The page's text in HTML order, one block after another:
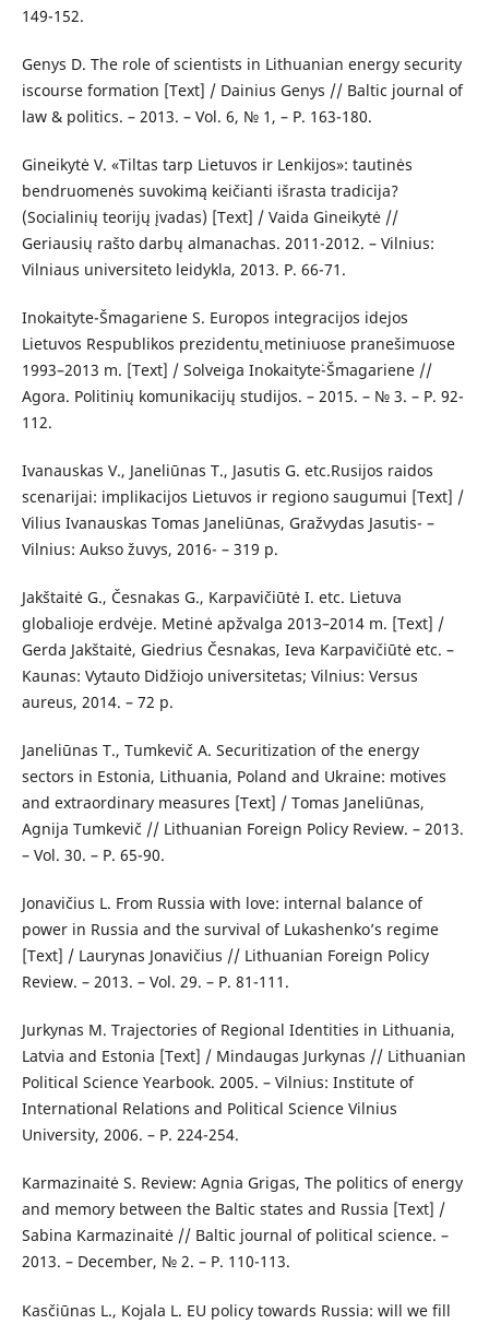
149-152.
Genys D. The role of scientists in Lithuanian energy security
iscourse formation [Text] / Dainius Genys // Baltic journal of
law & politics. – 2013. – Vol. 6, № 1, – Р. 163-180.
Gineikytė V. «Tiltas tarp Lietuvos ir Lenkijos»: tautinės
bendruomenės suvokimą keičianti išrasta tradicija?
(Socialinių teorijų įvadas) [Text] / Vaida Gineikytė //
Geriausių rašto darbų almanachas. 2011-2012. – Vilnius:
Vilniaus universiteto leidykla, 2013. P. 66-71.
Inokaityte-Šmagariene S. Europos integracijos idejos
Lietuvos Respublikos prezidentu˛ metiniuose pranešimuose
1993–2013 m. [Text] / Solveiga Inokaityte˙-Šmagariene //
Agora. Politinių komunikacijų studijos. – 2015. – № 3. – Р. 92-
112.
Ivanauskas V., Janeliūnas T., Jasutis G. etc.Rusijos raidos
scenarijai: implikacijos Lietuvos ir regiono saugumui [Text] /
Vilius Ivanauskas Tomas Janeliūnas, Gražvydas Jasutis- –
Vilnius: Aukso žuvys, 2016- – 319 p.
Jakštaitė G., Česnakas G., Karpavičiūtė I. etc. Lietuva
globalioje erdvėje. Metinė apžvalga 2013–2014 m. [Text] /
Gerda Jakštaitė, Giedrius Česnakas, Ieva Karpavičiūtė etc. –
Kaunas: Vytauto Didžiojo universitetas; Vilnius: Versus
aureus, 2014. – 72 p.
Janeliūnas T., Tumkevič A. Securitization of the energy
sectors in Estonia, Lithuania, Poland and Ukraine: motives
and extraordinary measures [Text] / Tomas Janeliūnas,
Agnija Tumkevič // Lithuanian Foreign Policy Review. – 2013.
– Vol. 30. – Р. 65-90.
Jonavičius L. From Russia with love: internal balance of
power in Russia and the survival of Lukashenko’s regime
[Text] / Laurynas Jonavičius // Lithuanian Foreign Policy
Review. – 2013. – Vol. 29. – Р. 81-111.
Jurkynas М. Trajectories of Regional Identities in Lithuania,
Latvia and Estonia [Text] / Mindaugas Jurkynas // Lithuanian
Political Science Yearbook. 2005. – Vilnius: Institute of
International Relations and Political Science Vilnius
University, 2006. – Р. 224-254.
Karmazinaitė S. Review: Agnia Grigas, The politics of energy
and memory between the Baltic states and Russia [Text] /
Sabina Karmazinaitė // Baltic journal of political science. –
2013. – December, № 2. – Р. 110-113.
Kasčiūnas L., Kojala L. EU policy towards Russia: will we fill